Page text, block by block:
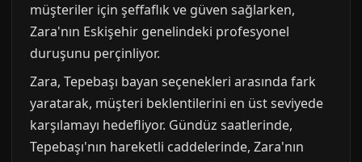
müşteriler için şeffaflık ve güven sağlarken,
Zara'nın Eskişehir genelindeki profesyonel
duruşunu perçinliyor.
Zara, Tepebaşı bayan seçenekleri arasında fark
yaratarak, müşteri beklentilerini en üst seviyede
karşılamayı hedefliyor. Gündüz saatlerinde,
Tepebaşı'nın hareketli caddelerinde, Zara'nın